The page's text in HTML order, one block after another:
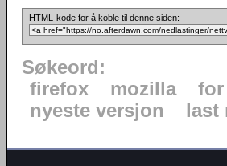
HTML-kode for å koble til denne siden:
Søkeord:
firefox
mozilla
nyeste versjon
last